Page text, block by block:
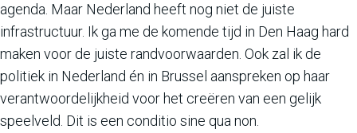
agenda. Maar Nederland heeft nog niet de juiste
infrastructuur. Ik ga me de komende tijd in Den Haag hard
maken voor de juiste randvoorwaarden. Ook zal ik de
politiek in Nederland én in Brussel aanspreken op haar
verantwoordelijkheid voor het creëren van een gelijk
speelveld. Dit is een conditio sine qua non.